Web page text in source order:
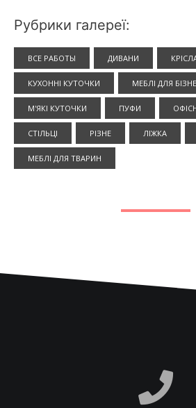
Рубрики галереї:
ВСЕ РАБОТЫ ДИВАНИ
КУХОННІ КУТОЧКИ МЕБЛІ ДЛЯ
М'ЯКІ КУТОЧКИ ПУФИ
СТІЛЬЦІ РІЗНЕ ЛІЖКА
МЕБЛІ ДЛЯ ТВАРИН